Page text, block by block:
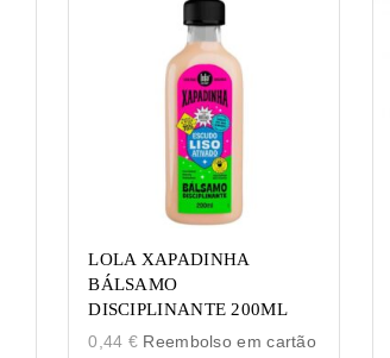
LOLA XAPADINHA
BÁLSAMO
DISCIPLINANTE 200ML
0,44 € Reembolso em cartão